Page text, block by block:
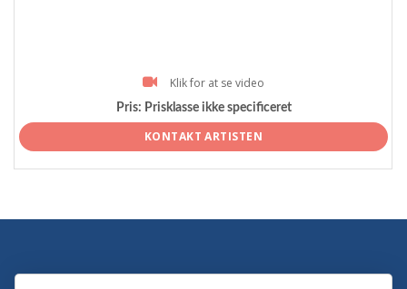
Klik for at se video
Pris: Prisklasse ikke specificeret
KONTAKT ARTISTEN